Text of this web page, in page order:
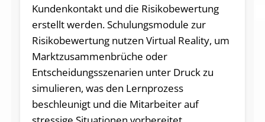
Kundenkontakt und die Risikobewertung
erstellt werden. Schulungsmodule zur
Risikobewertung nutzen Virtual Reality, um
Marktzusammenbrüche oder
Entscheidungsszenarien unter Druck zu
simulieren, was den Lernprozess
beschleunigt und die Mitarbeiter auf